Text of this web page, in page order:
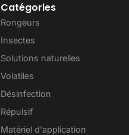
Catégories
Rongeurs
Insectes
Solutions naturelles
Volatiles
Désinfection
Répulsif
Matériel d'application